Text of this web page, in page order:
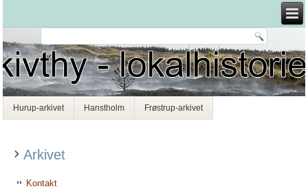
Hurup-arkivet Hanstholm Frøstrup-arkivet
Arkivet
Kontakt